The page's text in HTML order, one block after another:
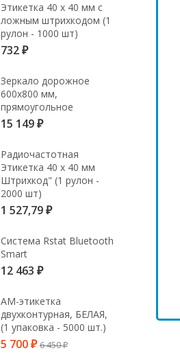
Этикетка 40 х 40 мм с
ложным штрихкодом (1
рулон - 1000 шт)
732 ₽
Зеркало дорожное
600х800 мм,
прямоугольное
15 149 ₽
Радиочастотная
Этикетка 40 х 40 мм
Штрихкод" (1 рулон -
2000 шт)
1 527,79 ₽
Система Rstat Bluetooth
Smart
12 463 ₽
АМ-этикетка
двухконтурная, БЕЛАЯ,
(1 упаковка - 5000 шт.)
5 700 ₽ 6 450₽